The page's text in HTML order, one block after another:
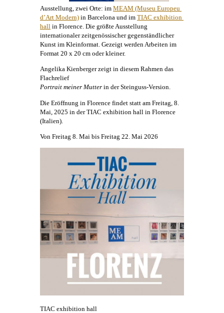
Ausstellung, zwei Orte: im MEAM (Museu Europeu
d’Art Modern) in Barcelona und im TIAC exhibition
hall in Florence. Die größte Ausstellung
internationaler zeitgenössischer gegenständlicher
Kunst im Kleinformat. Gezeigt werden Arbeiten im
Format 20 x 20 cm oder kleiner.
Angelika Kienbergerzeigt in diesem Rahmen das
Flachrelief
Portrait meiner Mutter in der Steinguss-Version.
Die Eröffnung in Florence findet statt am Freitag, 8.
Mai, 2025 in der TIAC exhibition hall in Florence
(Italien).
Von Freitag 8. Mai bis Freitag 22. Mai 2026
TIAC exhibition hall